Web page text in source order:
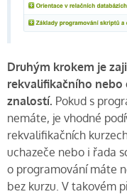
Druhým krokem je
rekvalifikačního
znalostí. Pokud s
nemáte, je vhodné
rekvalifikačních
uchazeče nebo i řada
o programování máte
bez kurzu. V takovém